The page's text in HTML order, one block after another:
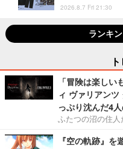
2026.8.7 Fri 21:30
ランキ
「冒険は楽し
ィ ヴァリアン
っぷり沈んだ4
ふたつの沼の住人
『空の軌跡』